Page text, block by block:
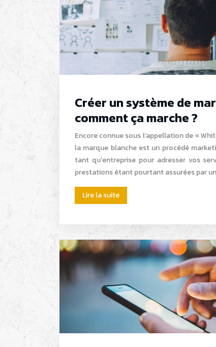
Créer un système de
comment ça marche ?
Encore connue sous l’appellation de «
la marque blanche est un procédé
tant qu’entreprise pour adresser vos
prestations étant pourtant assurées par
Lire la suite